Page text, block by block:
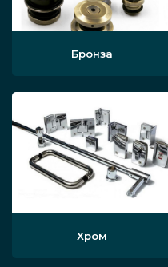
Бронза
Хром